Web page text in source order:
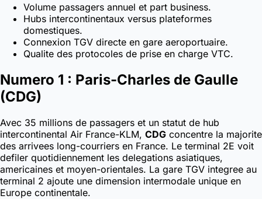
Volume passagers annuel et part business.
Hubs intercontinentaux versus plateformes
domestiques.
Connexion TGV directe en gare aeroportuaire.
Qualite des protocoles de prise en charge VTC.
Numero 1 : Paris-Charles de Gaulle
(CDG)
Avec 35 millions de passagers et un statut de hub
intercontinental Air France-KLM, CDG concentre la majorite
des arrivees long-courriers en France. Le terminal 2E voit
defiler quotidiennement les delegations asiatiques,
americaines et moyen-orientales. La gare TGV integree au
terminal 2 ajoute une dimension intermodale unique en
Europe continentale.